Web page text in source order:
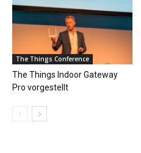
The Things Conference
The Things Indoor Gateway
Pro vorgestellt